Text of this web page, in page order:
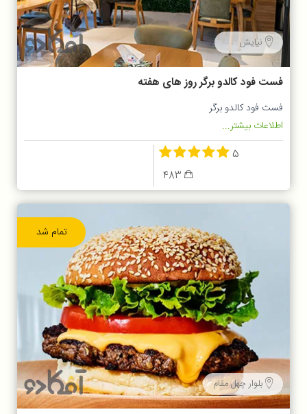
نیایش
فست فود کالدو برگر روز های هفته
فست فود کالدو برگر
اطلاعات بیشتر...
5
تمام شد
بلوار چهل مقام